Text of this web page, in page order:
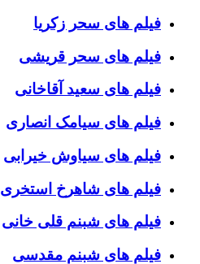
فیلم های سحر زکریا
فیلم های سحر قریشی
فیلم های سعید آقاخانی
فیلم های سیامک انصاری
فیلم های سیاوش خیرابی
فیلم های شاهرخ استخری
فیلم های شبنم قلی خانی
فیلم های شبنم مقدسی